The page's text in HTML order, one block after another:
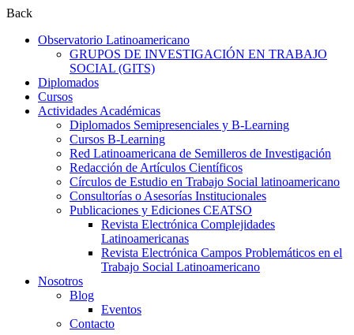
Back
Observatorio Latinoamericano
GRUPOS DE INVESTIGACIÓN EN TRABAJO
SOCIAL (GITS)
Diplomados
Cursos
Actividades Académicas
Diplomados Semipresenciales y B-Learning
Cursos B-Learning
Red Latinoamericana de Semilleros de Investigación
Redacción de Artículos Científicos
Círculos de Estudio en Trabajo Social latinoamericano
Consultorías o Asesorías Institucionales
Publicaciones y Ediciones CEATSO
Revista Electrónica Complejidades
Latinoamericanas
Revista Electrónica Campos Problemáticos en el
Trabajo Social Latinoamericano
Nosotros
Blog
Eventos
Contacto